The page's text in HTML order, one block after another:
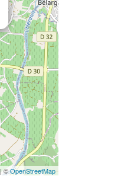
| ©OpenStreetMap